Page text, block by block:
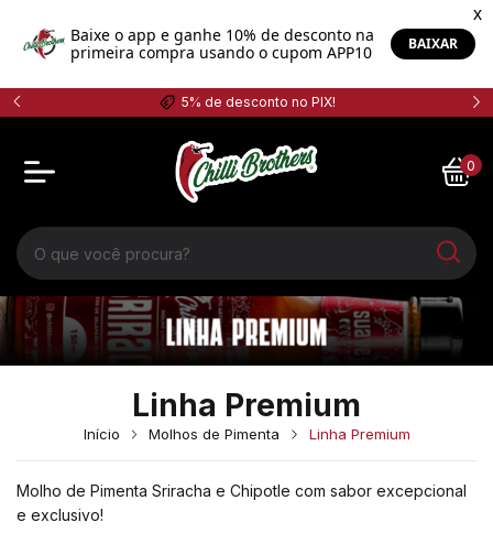
FRETE GRÁTIS SUL E SP ACIMA DE R$ 500
0
Linha Premium
Início Molhos de Pimenta Linha Premium
Molho de Pimenta Sriracha e Chipotle com sabor excepcional
e exclusivo!